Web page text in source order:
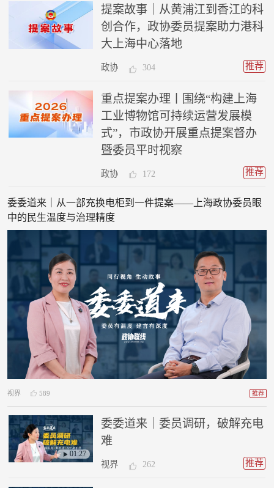
提案故事｜从黄浦江到香江的科
创合作，政协委员提案助力港科
大上海中心落地
政协 304 推荐
重点提案办理丨围绕“构建上海
工业博物馆可持续运营发展模
式”，市政协开展重点提案督办
暨委员平时视察
政协 172 推荐
委委道来｜从一部充换电柜到一件提案——上海政协委员眼
中的民生温度与治理精度
视界 589 推荐
01:27
委委道来｜委员调研，破解充电
难
视界 262 推荐